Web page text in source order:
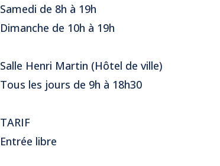
Samedi de 8h à 19h
Dimanche de 10h à 19h
Salle Henri Martin (Hôtel de ville)
Tous les jours de 9h à 18h30
TARIF
Entrée libre